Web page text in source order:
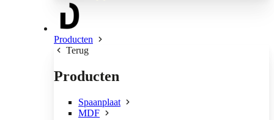
Producten
Terug
Producten
Spaanplaat
MDF